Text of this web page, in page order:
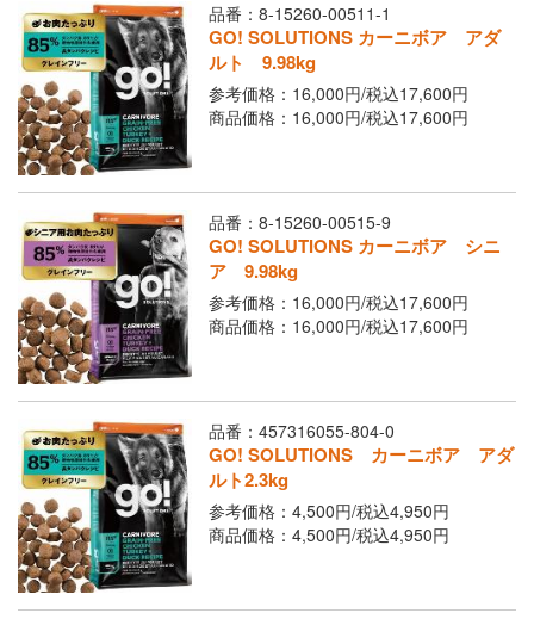
品番：8-15260-00511-1
GO! SOLUTIONS カーニボア アダ
ルト 9.98kg
参考価格：16,000円/税込17,600円
商品価格：16,000円/税込17,600円
品番：8-15260-00515-9
GO! SOLUTIONS カーニボア シニ
ア 9.98kg
参考価格：16,000円/税込17,600円
商品価格：16,000円/税込17,600円
品番：457316055-804-0
GO! SOLUTIONS カーニボア アダ
ルト2.3kg
参考価格：4,500円/税込4,950円
商品価格：4,500円/税込4,950円